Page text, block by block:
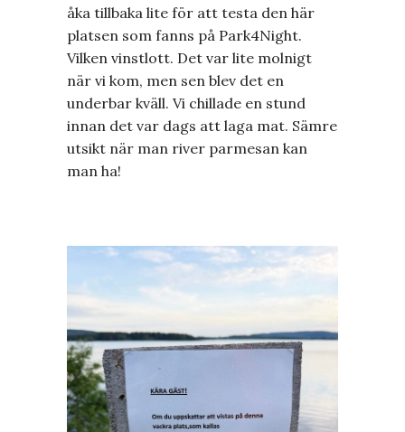
åka tillbaka lite för att testa den här
platsen som fanns på Park4Night.
Vilken vinstlott. Det var lite molnigt
när vi kom, men sen blev det en
underbar kväll. Vi chillade en stund
innan det var dags att laga mat. Sämre
utsikt när man river parmesan kan
man ha!